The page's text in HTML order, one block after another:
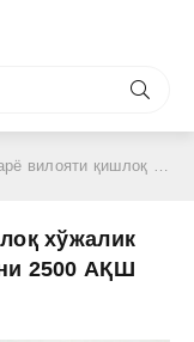
бўлим бошлиғини 2500 АҚШ доллари билан ушлади
хўжалик
2500 АҚШ